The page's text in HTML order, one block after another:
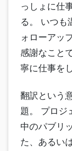
っしょに仕
る。 いつも
ォローアッ
感謝なこと
寧に仕事を
翻訳という
題。 プロジ
中のパブリ
た、あるい